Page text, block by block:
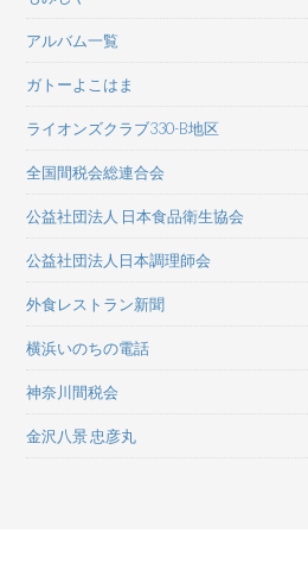
アルバム一覧
ガトーよこはま
ライオンズクラブ330-B地区
全国間税会総連合会
公益社団法人 日本食品衛生協会
公益社団法人日本調理師会
外食レストラン新聞
横浜いのちの電話
神奈川間税会
金沢八景 忠彦丸